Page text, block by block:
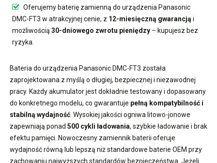
Oferujemybaterię zamienną do urządzenia Panasonic
DMC-FT3 w atrakcyjnej cenie, z 12-miesięczną gwarancją i
możliwością 30-dniowego zwrotu pieniędzy – kupujesz bez
ryzyka.
Bateria do urządzenia Panasonic DMC-FT3 została
zaprojektowana z myślą o długiej, bezpiecznej i niezawodnej
pracy. Każdy akumulator jest dokładnie testowany i dopasowany
do konkretnego modelu, co gwarantuje pełną kompatybilność i
stabilną wydajność . Wysokiej jakości ogniwa litowo-jonowe
zapewniają ponad 500 cykli ładowania, szybkie ładowanie i brak
efektu pamięci. Nowoczesny zamiennik baterii oferuje
wydajność równą lub lepszą niż standardowe baterie OEM przy
zachowaniu najwyższych standardów bezpieczeństwa. Jeżeli